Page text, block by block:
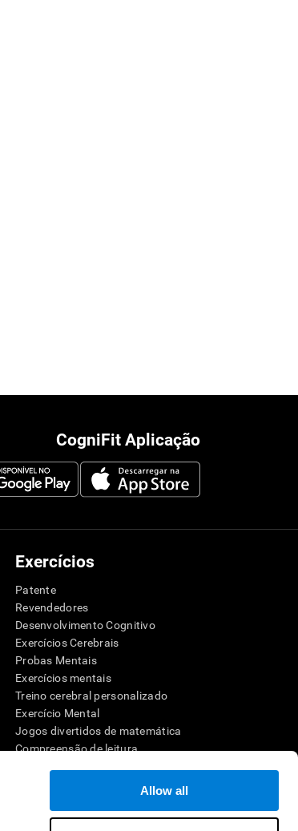
Allow all
CogniFit Aplicação
Exercícios
Patente
Revendedores
Desenvolvimento Cognitivo
Exercícios Cerebrais
Probas Mentais
Exercícios mentais
Treino cerebral personalizado
Exercício Mental
Jogos divertidos de matemática
Compreensão de leitura